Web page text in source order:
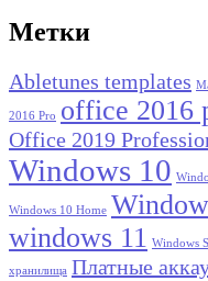
Метки
Abletunes templates
2016 Pro office 2016
Office 2019
Windows 10
Windows 10 Home
windows 11 Windows
хранилища Платные